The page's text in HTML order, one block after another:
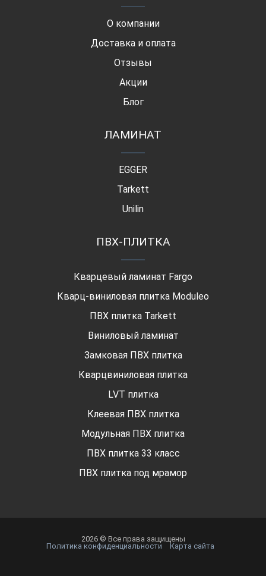
О компании
Доставка и оплата
Отзывы
Акции
Блог
ЛАМИНАТ
EGGER
Tarkett
Unilin
ПВХ-ПЛИТКА
Кварцевый ламинат Fargo
Кварц-виниловая плитка Moduleo
ПВХ плитка Tarkett
Виниловый ламинат
Замковая ПВХ плитка
Кварцвиниловая плитка
LVT плитка
Клеевая ПВХ плитка
Модульная ПВХ плитка
ПВХ плитка 33 класс
ПВХ плитка под мрамор
2026 © Все права защищены
Политика конфиденциальности
Карта сайта